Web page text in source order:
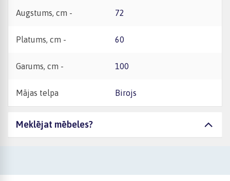
Augstums, cm - 72
Platums, cm - 60
Garums, cm - 100
Mājas telpa Birojs
Meklējat mēbeles?